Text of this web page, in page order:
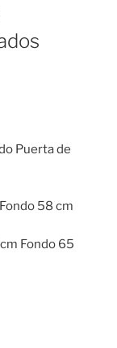
Puerta de
58 cm
Fondo 65